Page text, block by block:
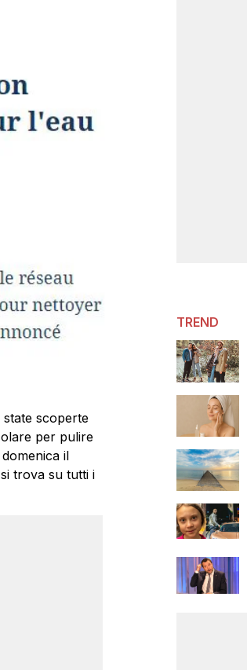
state scoperte
per pulire
il
trova su tutti i
TREND